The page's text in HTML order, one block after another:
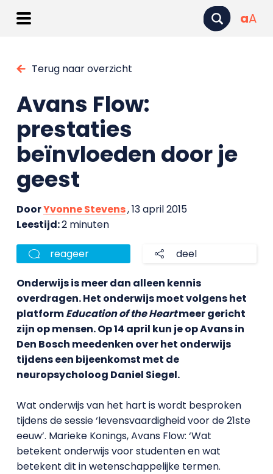
aA
Terug naar overzicht
Avans Flow:
prestaties
beïnvloeden door je
geest
DoorYvonne Stevens, 13 april 2015
Leestijd:2 minuten
reageer deel
Onderwijs is meer dan alleen kennis
overdragen. Het onderwijs moet volgens het
platformEducation of the Heartmeer gericht
zijn op mensen. Op 14 april kun je op Avans in
Den Bosch meedenken over het onderwijs
tijdens een bijeenkomst met de
neuropsycholoog Daniel Siegel.
Wat onderwijs van het hart is wordt besproken
tijdens de sessie ‘levensvaardigheid voor de 21ste
eeuw’. Marieke Konings, Avans Flow: ‘Wat
betekent onderwijs voor studenten en wat
betekent dit in wetenschappelijke termen.